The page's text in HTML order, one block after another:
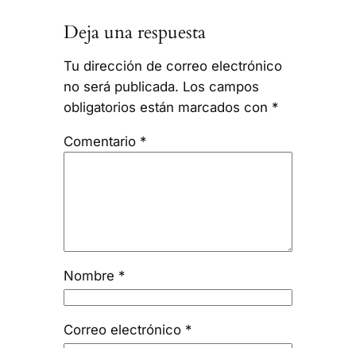
Deja una respuesta
Tu dirección de correo electrónico
no será publicada. Los campos
obligatorios están marcados con *
Comentario *
Nombre *
Correo electrónico *